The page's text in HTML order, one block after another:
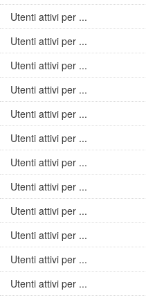
Utenti attivi per ...
Utenti attivi per ...
Utenti attivi per ...
Utenti attivi per ...
Utenti attivi per ...
Utenti attivi per ...
Utenti attivi per ...
Utenti attivi per ...
Utenti attivi per ...
Utenti attivi per ...
Utenti attivi per ...
Utenti attivi per ...